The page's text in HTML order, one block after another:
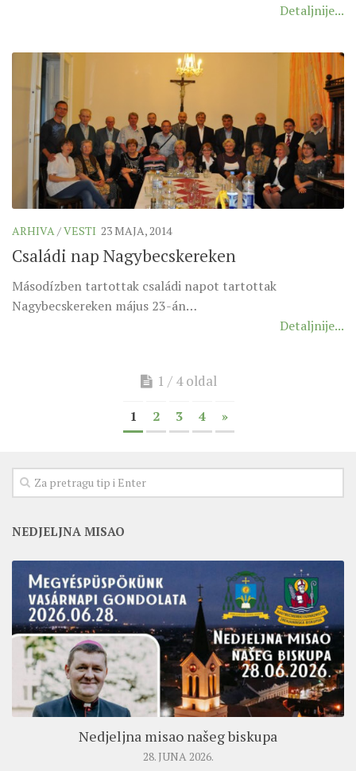
Detaljnije...
ARHIVA /VESTI 23 MAJA, 2014
Családi nap Nagybecskereken
Másodízben tartottak családi napot tartottak
Nagybecskereken május 23-án…
Detaljnije...
1 / 4 oldal
1 2 3 4 »
NEDJELJNA MISAO
Nedjeljna misao našeg biskupa
28. JUNA 2026.